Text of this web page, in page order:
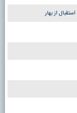
از بهار